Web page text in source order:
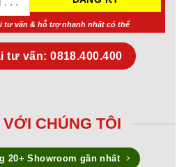
tư vấn & hỗ trợ nhanh nhất có thể
tư vấn: 0818.400.400
CHÚNG TÔI
20+ Showroom gần nhất